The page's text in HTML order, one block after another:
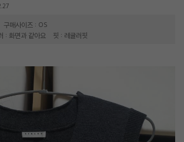
구매사이즈 : OS
: 화면과 같아요 핏 : 레귤러핏